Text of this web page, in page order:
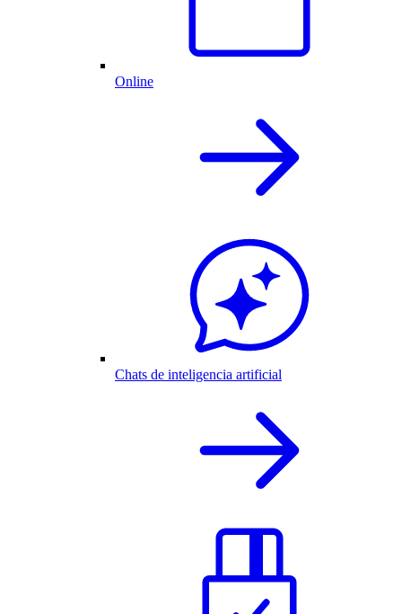
Online
Chats de inteligencia artificial